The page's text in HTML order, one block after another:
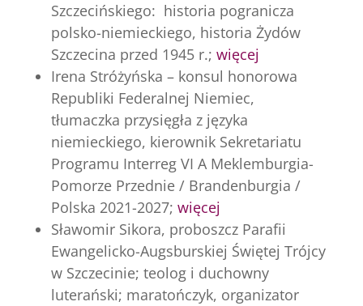
Szczecińskiego: historia pogranicza
polsko-niemieckiego, historia Żydów
Szczecina przed 1945 r.; więcej
Irena Stróżyńska – konsul honorowa
Republiki Federalnej Niemiec,
tłumaczka przysięgła z języka
niemieckiego, kierownik Sekretariatu
Programu Interreg VI A Meklemburgia-
Pomorze Przednie / Brandenburgia /
Polska 2021-2027; więcej
Sławomir Sikora, proboszcz Parafii
Ewangelicko-Augsburskiej Świętej Trójcy
w Szczecinie; teolog i duchowny
luterański; maratończyk, organizator